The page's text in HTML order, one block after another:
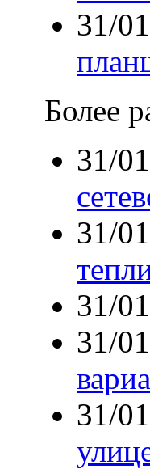
31/
Более
31/
31/
31/
31/
31/